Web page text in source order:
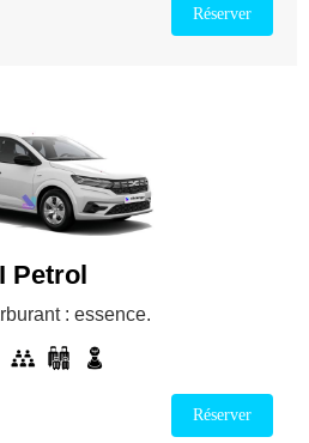
Réserver
Petrol
: essence.
Réserver